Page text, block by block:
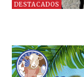
DESTACADOS